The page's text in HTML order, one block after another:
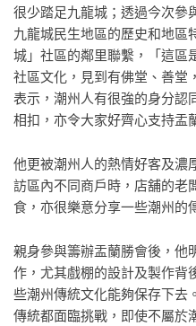
很少踏足九龍城；透過今次參
九龍城民生地區的歷史和地區
城」社區的鄰里聯繫，「這區
社區文化，見到有佛堂、善堂
表示，潮州人有很強的身分認
相扣，亦令大家好齊心支持盂
他更被潮州人的熱情好客及濃
訪區內不同商戶時，店舖的老
食，亦很樂意分享一些潮州的
親身參與籌辦盂蘭勝會後，他
作，尤其戲棚的設計及製作背
些潮州傳統文化能夠保存下去
傳統都面臨挑戰，即使不屬於